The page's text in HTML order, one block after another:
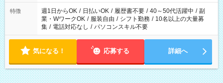
特徴 週1日からOK / 日払いOK / 履歴書不要 / 40～50代活躍中 / 副
業・WワークOK / 服装自由 / シフト勤務 / 10名以上の大量募
集 / 電話対応なし / パソコンスキル不要
気になる！ 応募する 詳細へ